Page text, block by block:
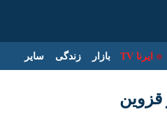
ایرنا TV بازار زندگی سایر